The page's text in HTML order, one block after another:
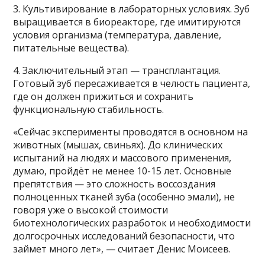
3. Культивирование в лабораторных условиях. Зуб
выращивается в биореакторе, где имитируются
условия организма (температура, давление,
питательные вещества).
4. Заключительный этап — трансплантация.
Готовый зуб пересаживается в челюсть пациента,
где он должен прижиться и сохранить
функциональную стабильность.
«Сейчас эксперименты проводятся в основном на
животных (мышах, свиньях). До клинических
испытаний на людях и массового применения,
думаю, пройдёт не менее 10-15 лет. Основные
препятствия — это сложность воссоздания
полноценных тканей зуба (особенно эмали), не
говоря уже о высокой стоимости
биотехнологических разработок и необходимости
долгосрочных исследований безопасности, что
займет много лет», — считает Денис Моисеев.